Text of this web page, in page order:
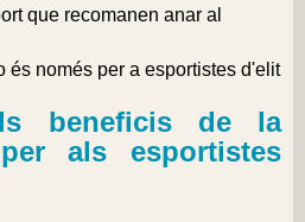
que recomanen anar al
és només per a esportistes d'elit
beneficis de la
als esportistes